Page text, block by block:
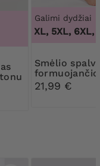
Galimi dydžiai
3XL, 4XL, 5XL, 6XL,
Smėlio spalvos
kelnaitės
juosmeniu
21,99 €